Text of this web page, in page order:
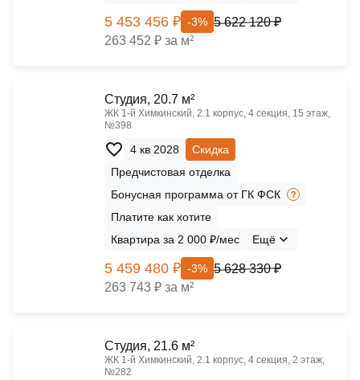
5 453 456 ₽ -3% 5 622 120 ₽
263 452 ₽ за м²
Cтудия, 20.7 м²
ЖК 1‑й Химкинский, 2.1 корпус, 4 секция, 15 этаж,
№398
4 кв 2028
Скидка
Предчистовая отделка
Бонусная программа от ГК ФСК
Платите как хотите
Квартира за 2 000 ₽/мес
Ещё
5 459 480 ₽ -3% 5 628 330 ₽
263 743 ₽ за м²
Cтудия, 21.6 м²
ЖК 1‑й Химкинский, 2.1 корпус, 4 секция, 2 этаж,
№282